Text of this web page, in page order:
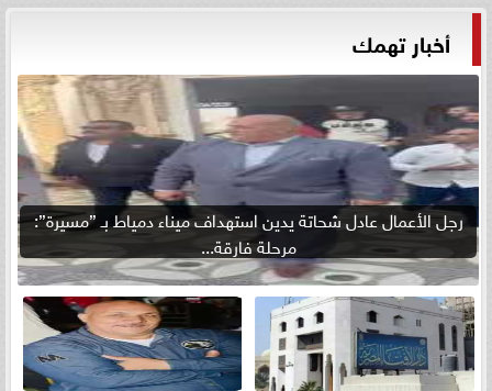
أخبار تهمك
رجل الأعمال عادل شحاتة يدين استهداف ميناء دمياط بـ ”مسيرة”:
مرحلة فارقة...